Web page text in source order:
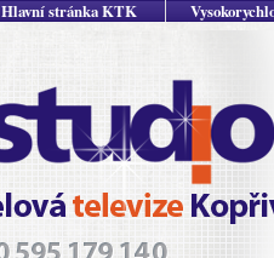
Hlavní stránka KTK